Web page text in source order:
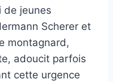
de jeunes
Scherer et
montagnard,
adoucit parfois
cette urgence